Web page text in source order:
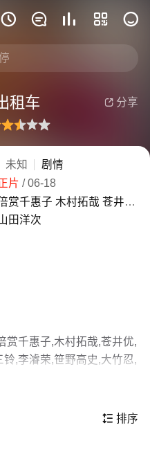
    
高清电影免费在
 分享
租车
未知
剧情
片 /06-18
赏千惠子 木村拓哉 苍井优
田洋次
赏千惠子,木村拓哉,苍井优,
,李濬荣,笹野高史,大竹忍,
稔侍,明石家秋刀鱼等主
女儿的学费、的士验车
年迈的高野堇女士（倍
期同类题材影片中具有一
 排序